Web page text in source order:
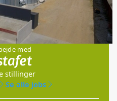
med
stillinger
Se alle jobs